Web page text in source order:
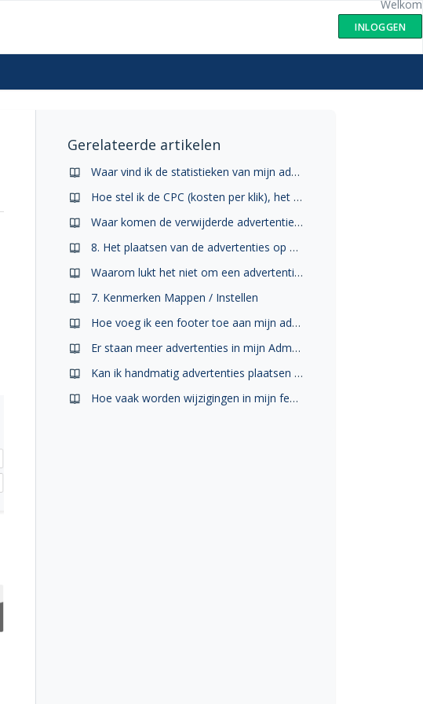
Welkom
INLOGGEN
Gerelateerde artikelen
Waar vind ik de statistieken van mijn advertenties?
Hoe stel ik de CPC (kosten per klik), het totaalbudget en dagbudget in?
Waar komen de verwijderde advertenties in het Dashboard vandaan?
8. Het plaatsen van de advertenties op Marktplaats
Waarom lukt het niet om een advertentie te plaatsen?
7. Kenmerken Mappen / Instellen
Hoe voeg ik een footer toe aan mijn advertenties?
Er staan meer advertenties in mijn Admarkt account dan in mijn Marktfeed account. Hoe kan dit?
Kan ik handmatig advertenties plaatsen op Marktplaats naast Marktfeed?
Hoe vaak worden wijzigingen in mijn feed verwerkt?